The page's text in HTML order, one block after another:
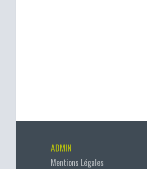
ADMIN
Mentions Légales